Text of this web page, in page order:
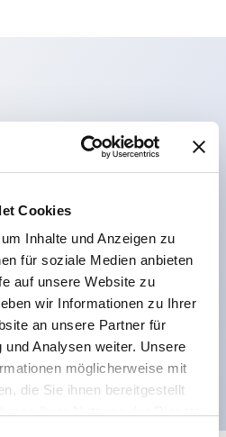
Cookies
Inhalte und Anzeigen zu
für soziale Medien anbieten
auf unsere Website zu
wir Informationen zu Ihrer
an unsere Partner für
Analysen weiter. Unsere
möglicherweise mit
die Sie ihnen bereitgestellt
Stufen, ermöglicht eine 4-
(Gewährleistung der
2 Kontakten).
Kontaktblock).
möglich.
3. Generation: 2-Aktions-
Schutz, IP20-